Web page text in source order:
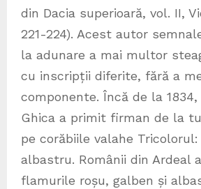
din Dacia superioară, vol. II,
221-224). Acest autor
la adunare a mai multor
cu inscripții diferite, fără a
componente. Încă de la
Ghica a primit firman de la
pe corăbiile valahe
albastru. Românii din Ardeal
flamurile roșu, galben și